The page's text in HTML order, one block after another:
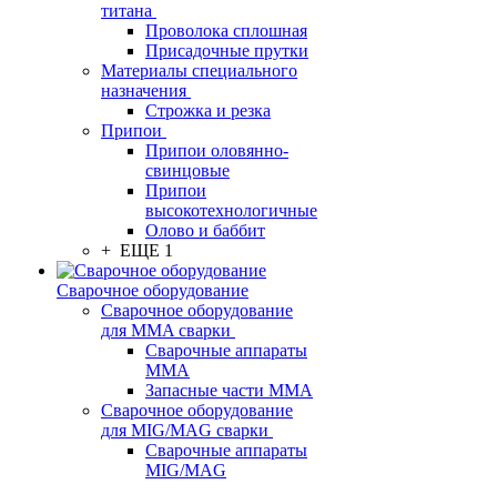
титана
Проволока сплошная
Присадочные прутки
Материалы специального
назначения
Строжка и резка
Припои
Припои оловянно-
свинцовые
Припои
высокотехнологичные
Олово и баббит
+ ЕЩЕ 1
Сварочное оборудование
Сварочное оборудование
для MMA сварки
Сварочные аппараты
MMA
Запасные части MMA
Сварочное оборудование
для MIG/MAG сварки
Сварочные аппараты
MIG/MAG